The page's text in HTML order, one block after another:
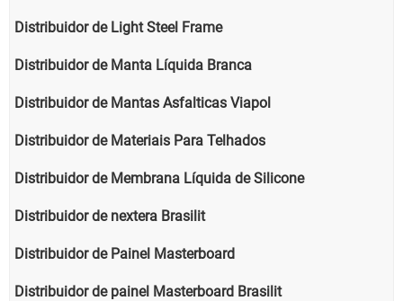
Distribuidor de Light Steel Frame
Distribuidor de Manta Líquida Branca
Distribuidor de Mantas Asfalticas Viapol
Distribuidor de Materiais Para Telhados
Distribuidor de Membrana Líquida de Silicone
Distribuidor de nextera Brasilit
Distribuidor de Painel Masterboard
Distribuidor de painel Masterboard Brasilit